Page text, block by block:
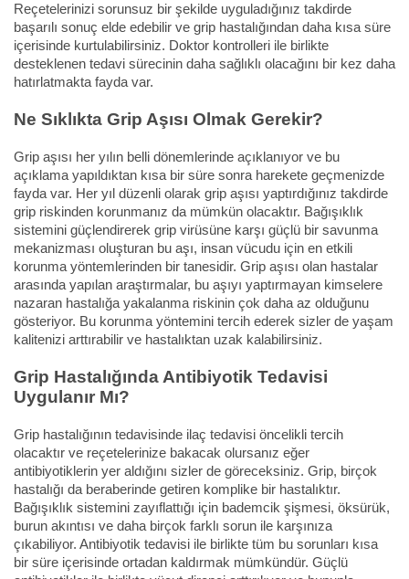
Reçetelerinizi sorunsuz bir şekilde uyguladığınız takdirde
başarılı sonuç elde edebilir ve grip hastalığından daha kısa süre
içerisinde kurtulabilirsiniz. Doktor kontrolleri ile birlikte
desteklenen tedavi sürecinin daha sağlıklı olacağını bir kez daha
hatırlatmakta fayda var.
Ne Sıklıkta Grip Aşısı Olmak Gerekir?
Grip aşısı her yılın belli dönemlerinde açıklanıyor ve bu
açıklama yapıldıktan kısa bir süre sonra harekete geçmenizde
fayda var. Her yıl düzenli olarak grip aşısı yaptırdığınız takdirde
grip riskinden korunmanız da mümkün olacaktır. Bağışıklık
sistemini güçlendirerek grip virüsüne karşı güçlü bir savunma
mekanizması oluşturan bu aşı, insan vücudu için en etkili
korunma yöntemlerinden bir tanesidir. Grip aşısı olan hastalar
arasında yapılan araştırmalar, bu aşıyı yaptırmayan kimselere
nazaran hastalığa yakalanma riskinin çok daha az olduğunu
gösteriyor. Bu korunma yöntemini tercih ederek sizler de yaşam
kalitenizi arttırabilir ve hastalıktan uzak kalabilirsiniz.
Grip Hastalığında Antibiyotik Tedavisi
Uygulanır Mı?
Grip hastalığının tedavisinde ilaç tedavisi öncelikli tercih
olacaktır ve reçetelerinize bakacak olursanız eğer
antibiyotiklerin yer aldığını sizler de göreceksiniz. Grip, birçok
hastalığı da beraberinde getiren komplike bir hastalıktır.
Bağışıklık sistemini zayıflattığı için bademcik şişmesi, öksürük,
burun akıntısı ve daha birçok farklı sorun ile karşınıza
çıkabiliyor. Antibiyotik tedavisi ile birlikte tüm bu sorunları kısa
bir süre içerisinde ortadan kaldırmak mümkündür. Güçlü